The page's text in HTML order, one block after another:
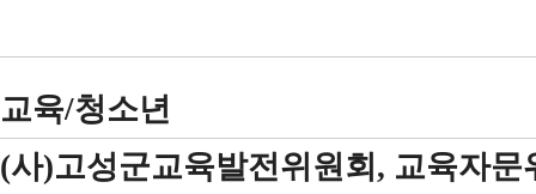
교육/청소년
(사)고성군교육발전위원회, 교육자문